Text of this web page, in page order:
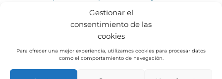
Gestionar el
consentimiento de las
cookies
Para ofrecer una mejor experiencia, utilizamos cookies para procesar datos
como el comportamiento de navegación.
Salir del bloqueo no consiste en obligarte a “ser positivo”
ni en repetir afirmaciones vacías. Se trata de
para que vuelvan a sentirse seguros
Comprendes qué te está frenando realmente
(y de dónde viene).